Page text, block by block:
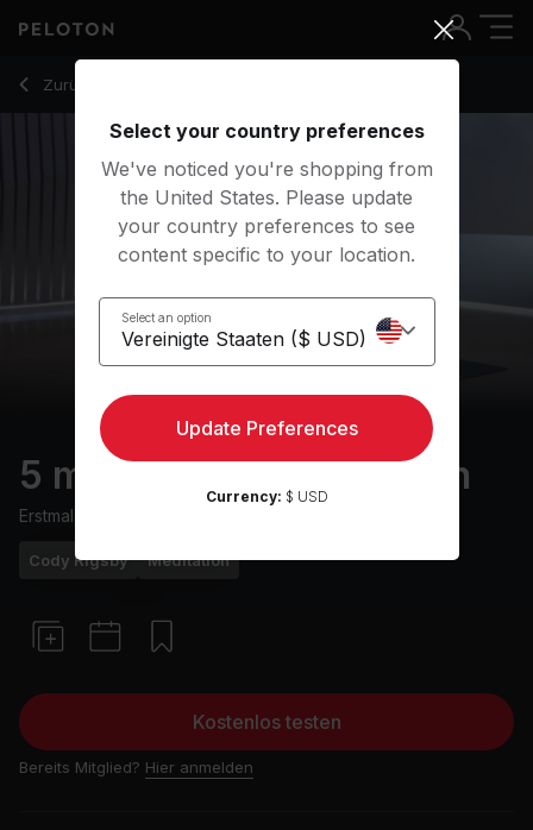
Zurück zu Meditationskurse
Zurück
5 min Calming Meditation
Erstmals ausgestrahlt am
Cody Rigsby Meditation
Kostenlos testen
Bereits Mitglied? Hier anmelden
5 Min Calming Meditation with Relaxation Focus - Cody
Select your country preferences
We've noticed you're shopping from
the United States. Please update
your country preferences to see
content specific to your location.
Select an option
Update Preferences
Currency: $ USD